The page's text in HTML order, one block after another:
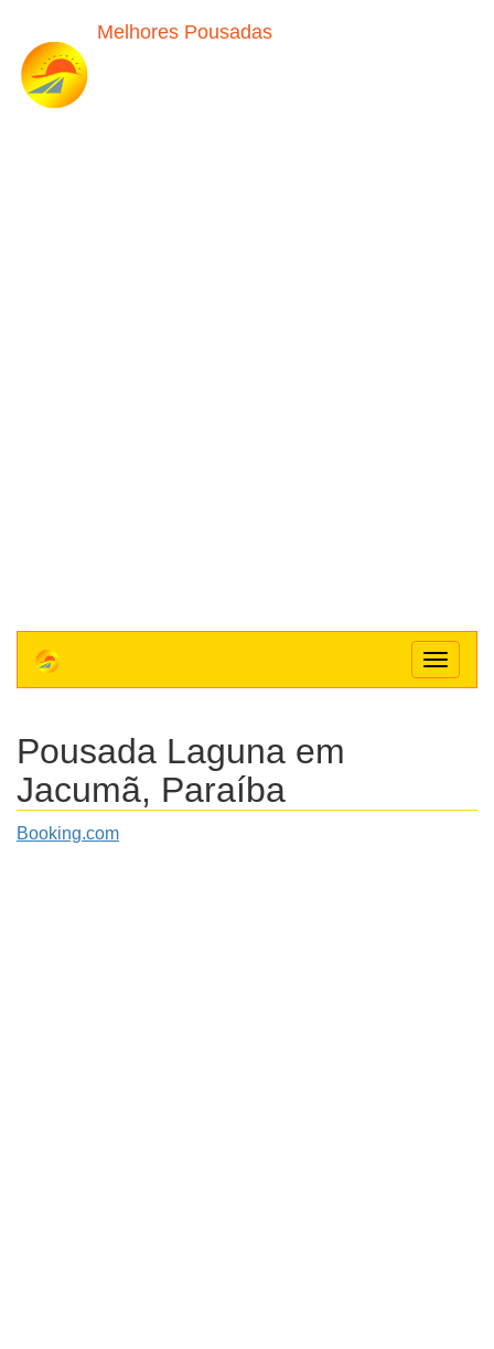
Melhores Pousadas
Toggle
Pousada Laguna em
Jacumã, Paraíba
Booking.com